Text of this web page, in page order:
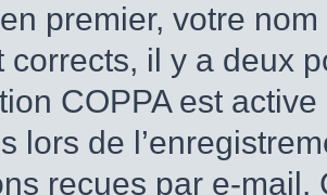
premier, votre
corrects, il y a deux
COPPA est
lors de
reçues par e-